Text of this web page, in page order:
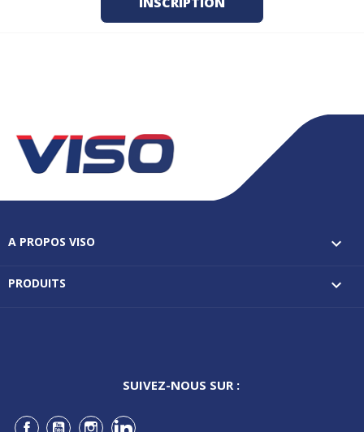
A PROPOS VISO 
PRODUITS 
SUIVEZ-NOUS SUR :